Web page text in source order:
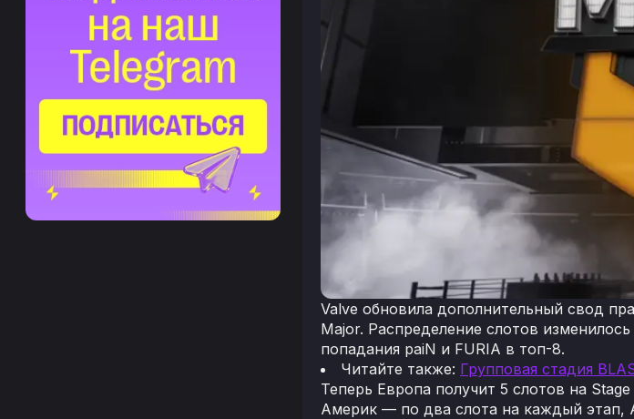
Valve обновила дополнительный свод
Major. Распределение слотов
попадания paiN и FURIA в топ-8.
Читайте также: Групповая стадия
Теперь Европа получит 5 слотов на
Америк — по два слота на каждый этап,